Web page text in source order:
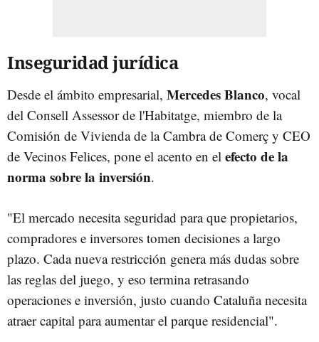
Inseguridad jurídica
Desde el ámbito empresarial, Mercedes Blanco, vocal
del Consell Assessor de l'Habitatge, miembro de la
Comisión de Vivienda de la Cambra de Comerç y CEO
de Vecinos Felices, pone el acento en el efecto de la
norma sobre la inversión.
"El mercado necesita seguridad para que propietarios,
compradores e inversores tomen decisiones a largo
plazo. Cada nueva restricción genera más dudas sobre
las reglas del juego, y eso termina retrasando
operaciones e inversión, justo cuando Cataluña necesita
atraer capital para aumentar el parque residencial".